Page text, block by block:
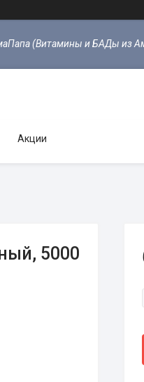
(Витамины и БАДы из
Акции
5000